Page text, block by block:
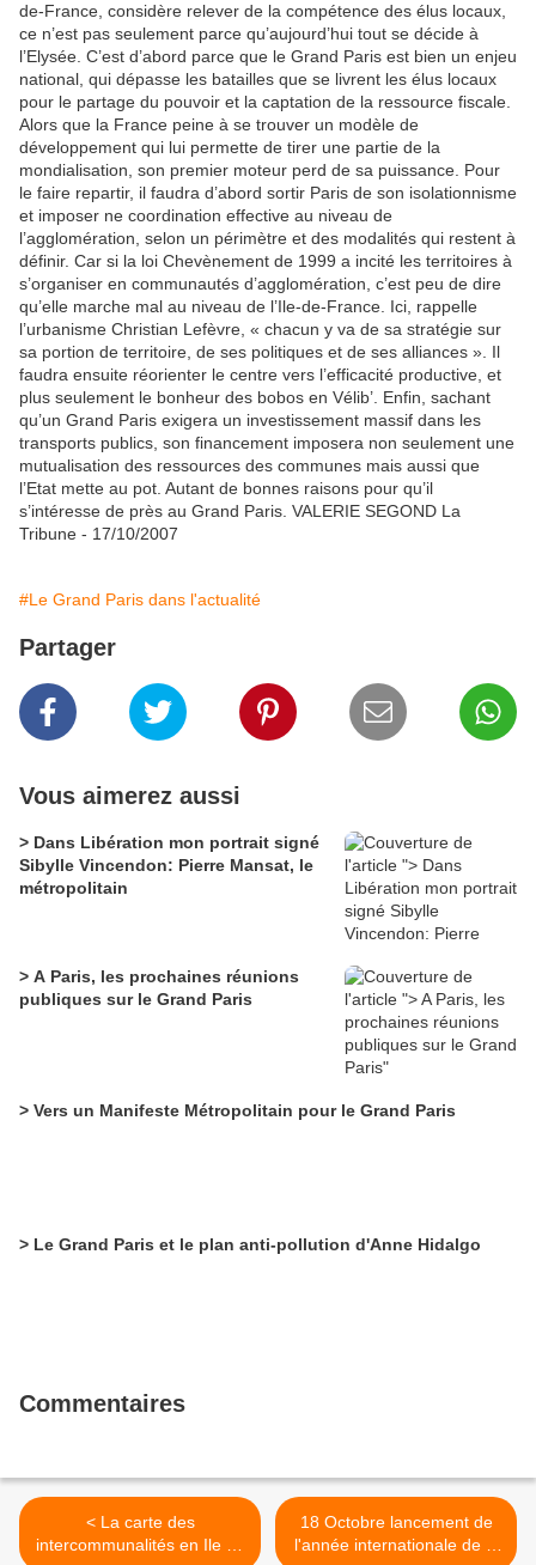
de-France, considère relever de la compétence des élus locaux,
ce n’est pas seulement parce qu’aujourd’hui tout se décide à
l’Elysée. C’est d’abord parce que le Grand Paris est bien un enjeu
national, qui dépasse les batailles que se livrent les élus locaux
pour le partage du pouvoir et la captation de la ressource fiscale.
Alors que la France peine à se trouver un modèle de
développement qui lui permette de tirer une partie de la
mondialisation, son premier moteur perd de sa puissance. Pour
le faire repartir, il faudra d’abord sortir Paris de son isolationnisme
et imposer ne coordination effective au niveau de
l’agglomération, selon un périmètre et des modalités qui restent à
définir. Car si la loi Chevènement de 1999 a incité les territoires à
s’organiser en communautés d’agglomération, c’est peu de dire
qu’elle marche mal au niveau de l’Ile-de-France. Ici, rappelle
l’urbanisme Christian Lefèvre, « chacun y va de sa stratégie sur
sa portion de territoire, de ses politiques et de ses alliances ». Il
faudra ensuite réorienter le centre vers l’efficacité productive, et
plus seulement le bonheur des bobos en Vélib’. Enfin, sachant
qu’un Grand Paris exigera un investissement massif dans les
transports publics, son financement imposera non seulement une
mutualisation des ressources des communes mais aussi que
l’Etat mette au pot. Autant de bonnes raisons pour qu’il
s’intéresse de près au Grand Paris. VALERIE SEGOND La
Tribune - 17/10/2007
#Le Grand Paris dans l'actualité
Partager
Vous aimerez aussi
> Dans Libération mon portrait signé
Sibylle Vincendon: Pierre Mansat, le
métropolitain
> A Paris, les prochaines réunions
publiques sur le Grand Paris
> Vers un Manifeste Métropolitain pour le Grand Paris
> Le Grand Paris et le plan anti-pollution d'Anne Hidalgo
Commentaires
< La carte des
intercommunalités en Ile de
18 Octobre lancement de
l'année internationale de la